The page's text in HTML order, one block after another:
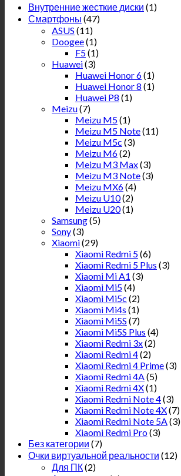
Внутренние жесткие диски (1)
Смартфоны (47)
ASUS (11)
Doogee(1)
F5(1)
Huawei(3)
Huawei Honor 6(1)
Huawei Honor 8 (1)
Huawei P8 (1)
Meizu(7)
Meizu M5(1)
Meizu M5 Note(11)
Meizu M5c (3)
Meizu M6(2)
Meizu M3 Max(3)
Meizu M3 Note(3)
Meizu MX6(4)
Meizu U10(2)
Meizu U20(1)
Samsung(5)
Sony(3)
Xiaomi(29)
Xiaomi Redmi 5(6)
Xiaomi Redmi 5 Plus (3)
Xiaomi Mi A1 (3)
Xiaomi Mi5(4)
Xiaomi Mi5c (2)
Xiaomi Mi4s (1)
Xiaomi Mi5S (7)
Xiaomi Mi5S Plus (4)
Xiaomi Redmi 3x(2)
Xiaomi Redmi 4(2)
Xiaomi Redmi 4 Prime(3)
Xiaomi Redmi 4A(5)
Xiaomi Redmi 4X(1)
Xiaomi Redmi Note 4(3)
Xiaomi Redmi Note 4X(7)
Xiaomi Redmi Note 5A(3)
Xiaomi Redmi Pro(3)
Без категории (7)
Очки виртуальной реальности (12)
Для ПК(2)